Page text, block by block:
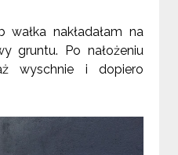
nakładałam na
gruntu. Po nałożeniu
wyschnie i dopiero